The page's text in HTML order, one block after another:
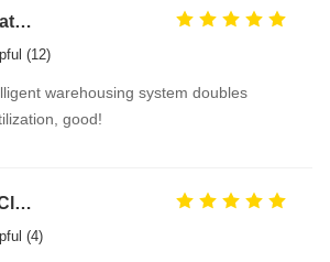
Yuta Matsumoto
(12)
warehousing system doubles
good!
Ethan Clark
(4)